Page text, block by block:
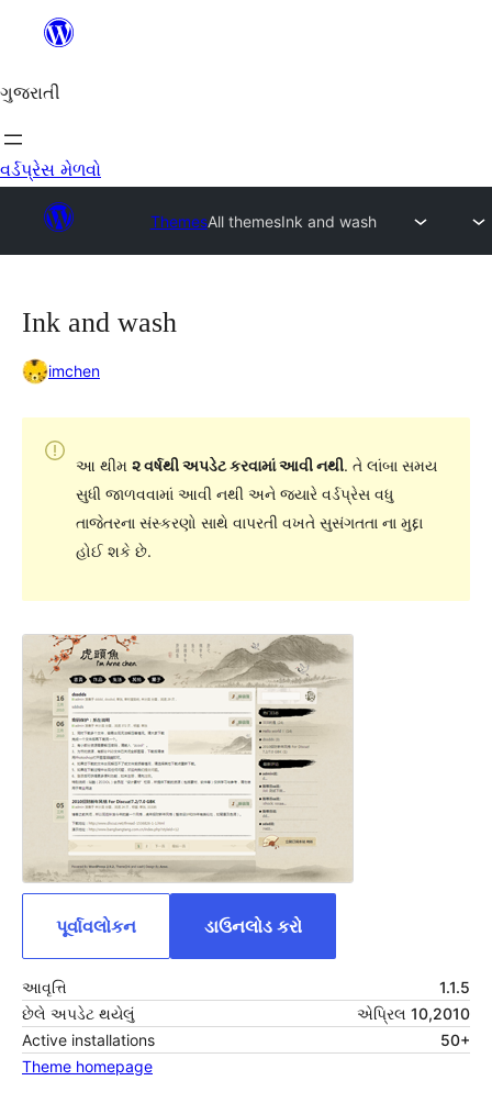
કંટેન્ટ(લખાણ)
ગુજરાતી
વર્ડપ્રેસ મેળવો
ThemesAll themesInk and wash
Ink and wash
imchen
આ થીમ ૨ વર્ષથી અપડેટ કરવામાં આવી નથી. તે લાંબા સમય
સુધી જાળવવામાં આવી નથી અને જ્યારે વર્ડપ્રેસ વધુ
તાજેતરના સંસ્કરણો સાથે વાપરતી વખતે સુસંગતતા ના મુદ્દા
હોઈ શકે છે.
પૂર્વાવલોકન ડાઉનલોડ કરો
આવૃત્તિ
1.1.5
છેલે અપડેટ થયેલું
એપ્રિલ 10,2010
Active installations
50+
Theme homepage